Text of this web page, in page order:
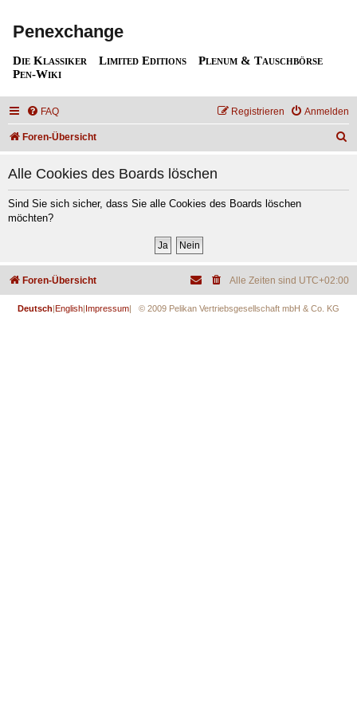
Penexchange
Die Klassiker Limited Editions
Plenum & Tauschbörse
Pen-Wiki
FAQ Anmelden
Registrieren
Foren-Übersicht
Alle Cookies des Boards löschen
Sind Sie sich sicher, dass Sie alle Cookies des Boards löschen
möchten?
Foren-Übersicht Alle Zeiten sind UTC+02:00
Deutsch|English|Impressum| © 2009 Pelikan Vertriebsgesellschaft mbH & Co. KG